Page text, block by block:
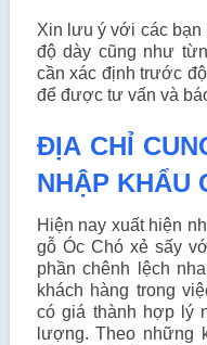
Xin lưu ý với các bạn
độ dày cũng như
cần xác định trước
để được tư vấn và
ĐỊA CHỈ
NHẬP KHẨU
Hiện nay xuất hiện
gỗ Óc Chó xẻ sấy
phần chênh lệch
khách hàng trong
có giá thành hợp lý
lượng. Theo những